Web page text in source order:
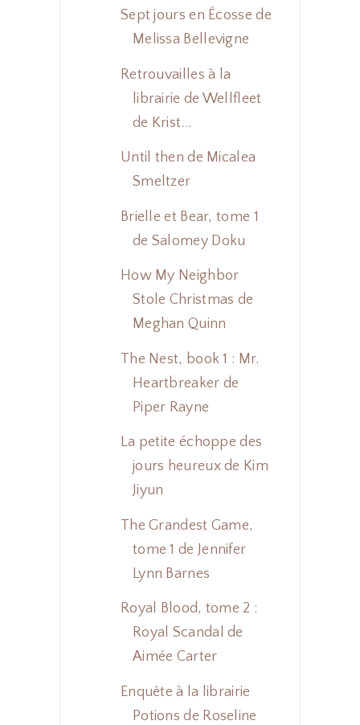
Sept jours en Écosse de
Melissa Bellevigne
Retrouvailles à la
librairie de Wellfleet
de Krist...
Until then de Micalea
Smeltzer
Brielle et Bear, tome 1
de Salomey Doku
How My Neighbor
Stole Christmas de
Meghan Quinn
The Nest, book 1 : Mr.
Heartbreaker de
Piper Rayne
La petite échoppe des
jours heureux de Kim
Jiyun
The Grandest Game,
tome 1 de Jennifer
Lynn Barnes
Royal Blood, tome 2 :
Royal Scandal de
Aimée Carter
Enquête à la librairie
Potions de Roseline